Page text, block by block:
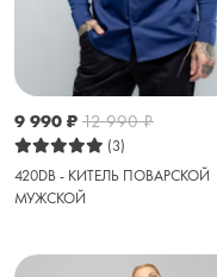
9 990 ₽ 12 990₽
(3)
420DB - КИТЕЛЬ ПОВАРСКОЙ
МУЖСКОЙ